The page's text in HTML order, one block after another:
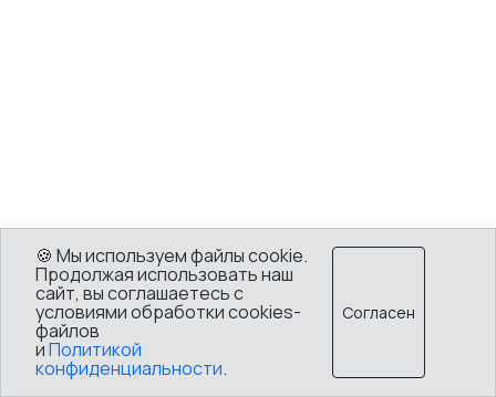
🍪 Мы используем файлы cookie.
Продолжая использовать наш
сайт, вы соглашаетесь с
условиями обработки cookies-
файлов
иПолитикой
конфиденциальности.
Согласен